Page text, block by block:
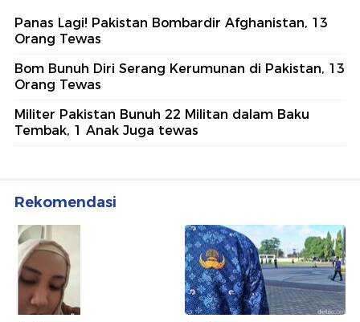
Panas Lagi! Pakistan Bombardir Afghanistan, 13
Orang Tewas
Bom Bunuh Diri Serang Kerumunan di Pakistan, 13
Orang Tewas
Militer Pakistan Bunuh 22 Militan dalam Baku
Tembak, 1 Anak Juga tewas
Rekomendasi